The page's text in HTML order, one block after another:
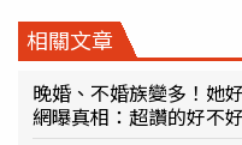
相關文章
晚婚、不婚族變多！她
網曝真相：超讚的好不好